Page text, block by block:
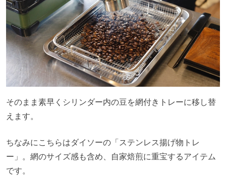
そのまま素早くシリンダー内の豆を網付きトレーに移し替
えます。
ちなみにこちらはダイソーの「ステンレス揚げ物トレ
ー」。網のサイズ感も含め、自家焙煎に重宝するアイテム
です。